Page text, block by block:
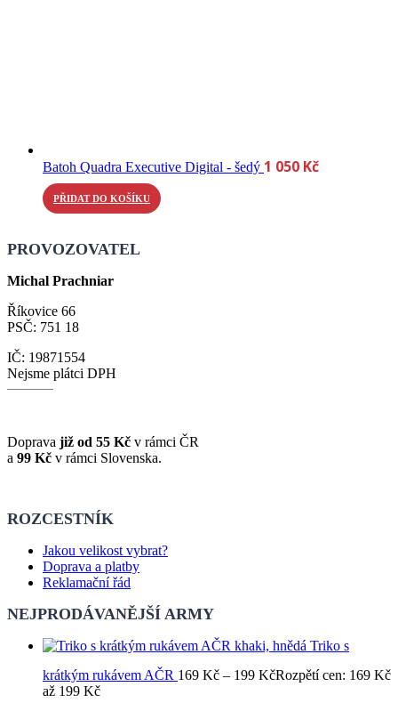
Batoh Quadra Executive Digital - šedý 1 050 Kč
PŘIDAT DO KOŠÍKU
PROVOZOVATEL
Michal Prachniar
Říkovice 66
PSČ: 751 18
IČ: 19871554
Nejsme plátci DPH
Doprava již od 55 Kč v rámci ČR
a 99 Kč v rámci Slovenska.
ROZCESTNÍK
Jakou velikost vybrat?
Doprava a platby
Reklamační řád
NEJPRODÁVANĚJŠÍ ARMY
Triko s
krátkým rukávem AČR 169 Kč – 199 KčRozpětí cen: 169 Kč
až 199 Kč